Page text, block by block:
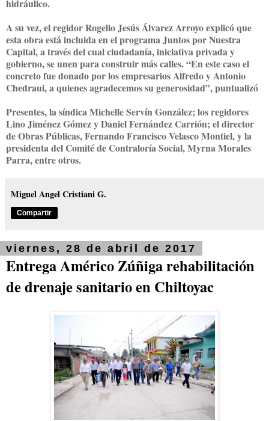
hidráulico.
A su vez, el regidor Rogelio Jesús Álvarez Arroyo explicó que
esta obra está incluida en el programa Juntos por Nuestra
Capital, a través del cual ciudadanía, iniciativa privada y
gobierno, se unen para construir más calles. “En este caso el
concreto fue donado por los empresarios Alfredo y Antonio
Chedraui, a quienes agradecemos su generosidad”, puntualizó
Presentes, la síndica Michelle Servín González; los regidores
Lino Jiménez Gómez y Daniel Fernández Carrión; el director
de Obras Públicas, Fernando Francisco Velasco Montiel, y la
presidenta del Comité de Contraloría Social, Myrna Morales
Parra, entre otros.
Miguel Angel Cristiani G.
Compartir
viernes, 28 de abril de 2017
Entrega Américo Zúñiga rehabilitación
de drenaje sanitario en Chiltoyac